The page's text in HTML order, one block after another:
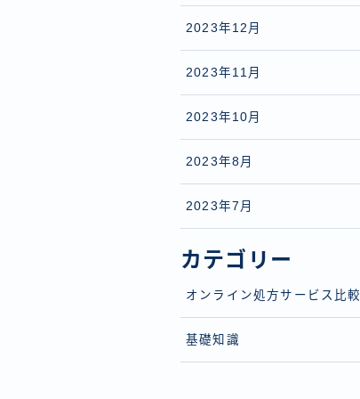
2023年12月
2023年11月
2023年10月
2023年8月
2023年7月
カテゴリー
オンライン処方サービス比較
基礎知識